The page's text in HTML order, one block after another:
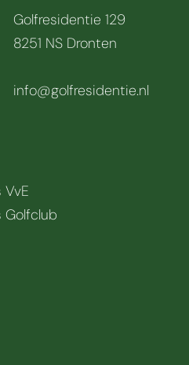
Golfresidentie 129
8251 NS Dronten
info@golfresidentie.nl
Golfclub